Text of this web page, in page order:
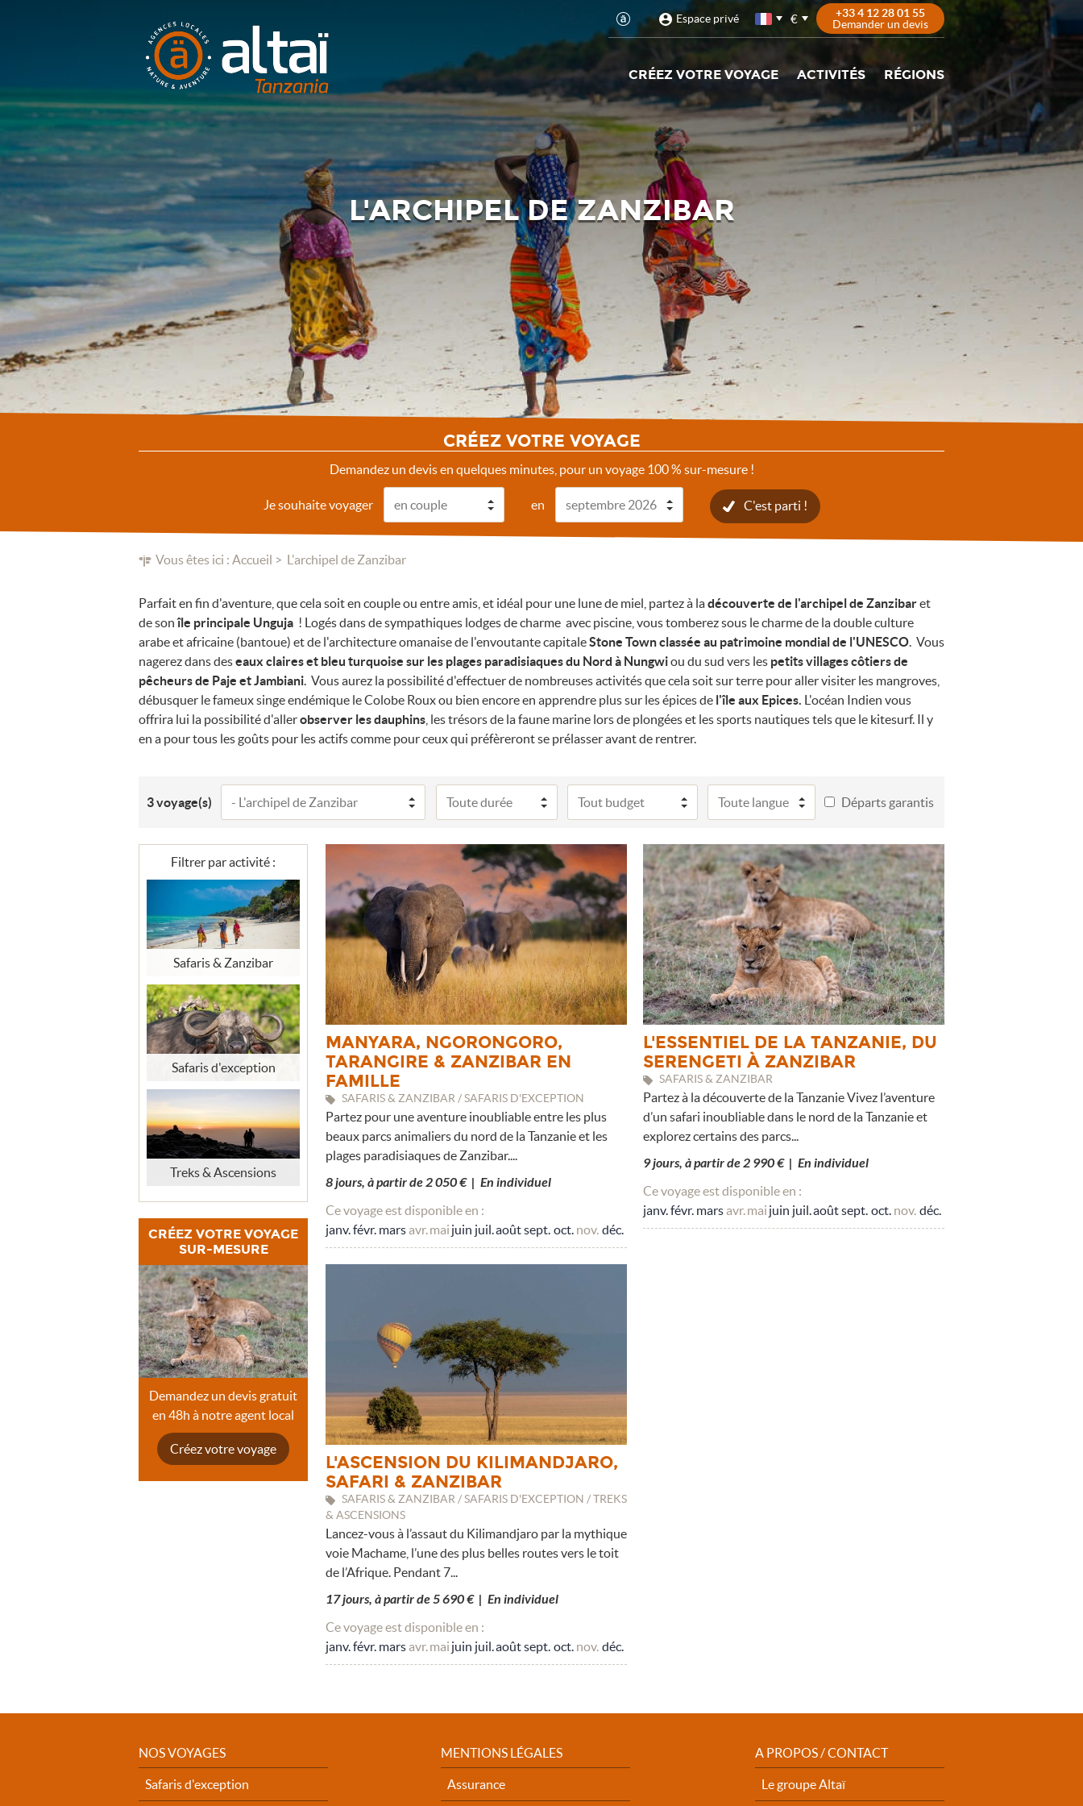
Espace privé €
+33 4 12 28 01 55
Demander un devis
CRÉEZ VOTRE VOYAGE ACTIVITÉS RÉGIONS
CRÉEZ VOTRE VOYAGE
Demandez un devis en quelques minutes, pour un voyage 100 % sur-mesure !
Je souhaite voyager en C'est parti !
Vous êtes ici : Accueil L'archipel de Zanzibar
L'ARCHIPEL DE ZANZIBAR
Parfait en fin d'aventure, que cela soit en couple ou entre amis, et idéal pour une lune de miel, partez à ladécouverte de l'archipel de Zanzibaret
de sonîle principale Unguja ! Logés dans de sympathiques lodges de charme avec piscine, vous tomberez sous le charme de la double culture
arabe et africaine (bantoue) et de l'architecture omanaise de l'envoutante capitaleStone Town classée au patrimoine mondial de l'UNESCO. Vous
nagerez dans deseaux claires et bleu turquoise sur les plages paradisiaques du Nord à Nungwiou du sud vers les petits villages côtiers de
pêcheurs de Paje et Jambiani. Vous aurez la possibilité d'effectuer de nombreuses activités que cela soit sur terre pour aller visiter les mangroves,
débusquer le fameux singe endémique le Colobe Roux ou bien encore en apprendre plus sur les épices de l'île aux Epices. L'océan Indien vous
offrira lui la possibilité d'allerobserver les dauphins , les trésors de la faune marine lors de plongées et les sports nautiques tels que le kitesurf. Il y
en a pour tous les goûts pour les actifs comme pour ceux qui préfèreront se prélasser avant de rentrer.
3voyage(s) Départs garantis
MANYARA, NGORONGORO,
TARANGIRE & ZANZIBAR EN
FAMILLE
SAFARIS & ZANZIBAR / SAFARIS D'EXCEPTION
Partez pour une aventure inoubliable entre les plus
beaux parcs animaliers du nord de la Tanzanie et les
plages paradisiaques de Zanzibar....
8 jours, à partir de 2 050 € | En individuel
Ce voyage est disponible en :
janv.févr. marsavr.mai juin juil.aoûtsept. oct. nov. déc.
L'ESSENTIEL DE LA TANZANIE, DU
SERENGETI À ZANZIBAR
SAFARIS & ZANZIBAR
Partez à la découverte de la Tanzanie Vivez l’aventure
d’un safari inoubliable dans le nord de la Tanzanie et
explorez certains des parcs...
9 jours, à partir de 2 990 € | En individuel
Ce voyage est disponible en :
janv.févr. marsavr.mai juin juil.aoûtsept. oct. nov. déc.
L'ASCENSION DU KILIMANDJARO,
SAFARI & ZANZIBAR
SAFARIS & ZANZIBAR / SAFARIS D'EXCEPTION / TREKS
& ASCENSIONS
Lancez-vous à l’assaut du Kilimandjaro par la mythique
voie Machame, l’une des plus belles routes vers le toit
de l’Afrique. Pendant 7...
17 jours, à partir de 5 690 € | En individuel
Ce voyage est disponible en :
janv.févr. marsavr.mai juin juil.aoûtsept. oct. nov. déc.
Filtrer par activité :
Safaris & Zanzibar
Safaris d'exception
Treks & Ascensions
CRÉEZ VOTRE VOYAGE
SUR-MESURE
Demandez un devis gratuit
en 48h à notre agent local
Créez votre voyage
NOS VOYAGES
Safaris d'exception
MENTIONS LÉGALES
Assurance
A PROPOS / CONTACT
Le groupe Altaï